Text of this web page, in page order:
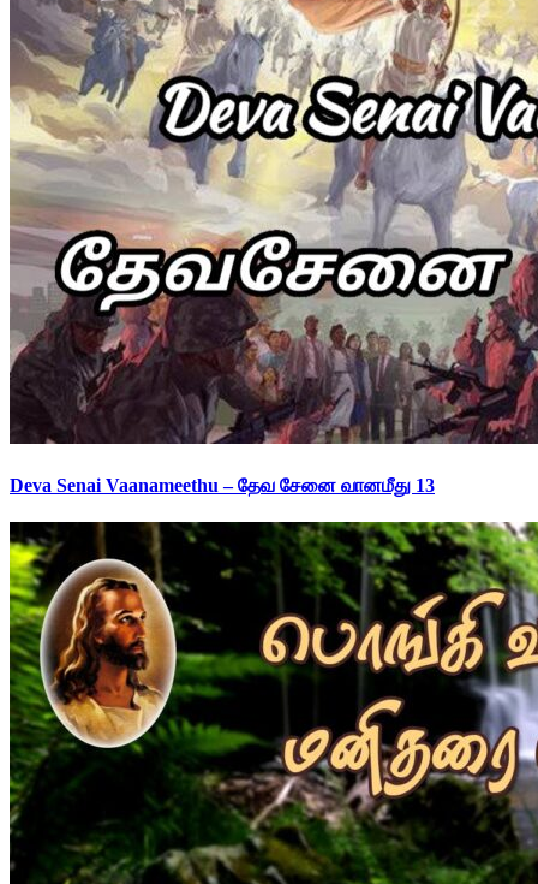
Deva Senai Vaanameethu – தேவ சேனை வானமீது 13